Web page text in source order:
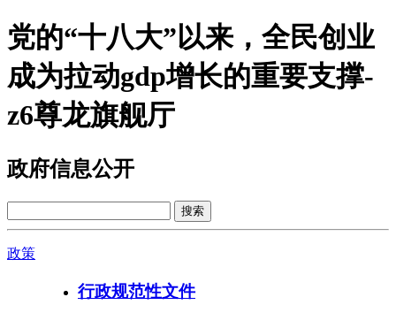
党的“十八大”以来，全民创业
成为拉动gdp增长的重要支撑-
z6尊龙旗舰厅
政府信息公开
政策
行政规范性文件